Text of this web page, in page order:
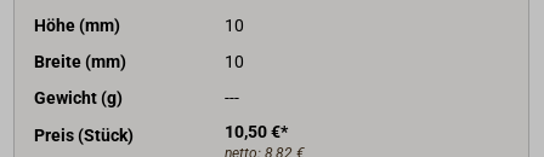
Höhe (mm)
10
Breite (mm)
10
Gewicht (g)
---
Preis (Stück)
10,50 €*
netto: 8,82 €